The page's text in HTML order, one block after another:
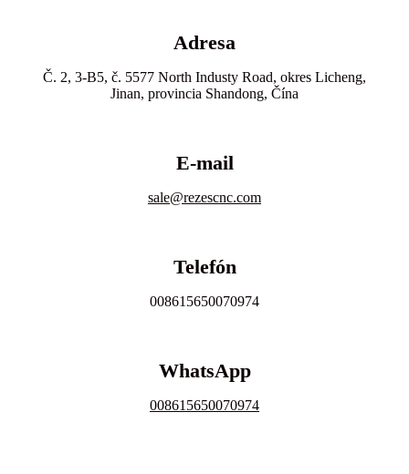
Adresa
Č. 2, 3-B5, č. 5577 North Industy Road, okres Licheng,
Jinan, provincia Shandong, Čína
E-mail
sale@rezescnc.com
Telefón
008615650070974
WhatsApp
008615650070974